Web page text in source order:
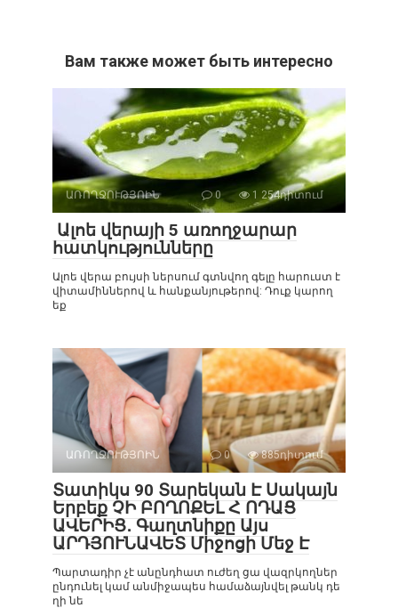
Вам также может быть интересно
ԱՌՈՂՋՈՒԹՅՈԻՆ 0 1 254դիտում
Ալոե վերայի 5 առողջարար
հատկությունները
Ալոե վերա բույսի ներսում գտնվող գելը հարուստ է
վիտամիններով և հանքանյութերով: Դուք կարող
եք
ԱՌՈՂՋՈՒԹՅՈԻՆ 0 885դիտում
Տատիկս 90 Տարեկան Է Սակայն
Երբեք ՉԻ ԲՈՂՈՔԵԼ Հ ՈԴԱՑ
ԱՎԵՐԻՑ․ Գաղտնիքը Այս
ԱՐԴՅՈՒՆԱՎԵՏ Միջոցի Մեջ Է
Պարտադիր չէ անընդհատ ուժեղ ցա վազրկողներ
ընդունել կամ անմիջապես համաձայնվել թանկ դե
ղի նե